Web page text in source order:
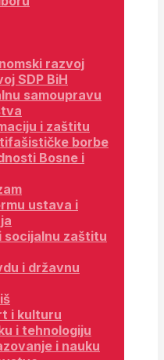
razvoj
SDP BiH
samoupravu
i zaštitu
borbe
Bosne i
ustava i
socijalnu zaštitu
i državnu
i kulturu
i tehnologiju
i nauku